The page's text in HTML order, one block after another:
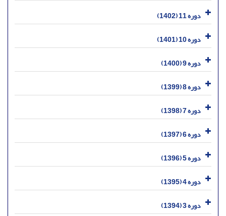
دوره 11 (1402)
دوره 10 (1401)
دوره 9 (1400)
دوره 8 (1399)
دوره 7 (1398)
دوره 6 (1397)
دوره 5 (1396)
دوره 4 (1395)
دوره 3 (1394)